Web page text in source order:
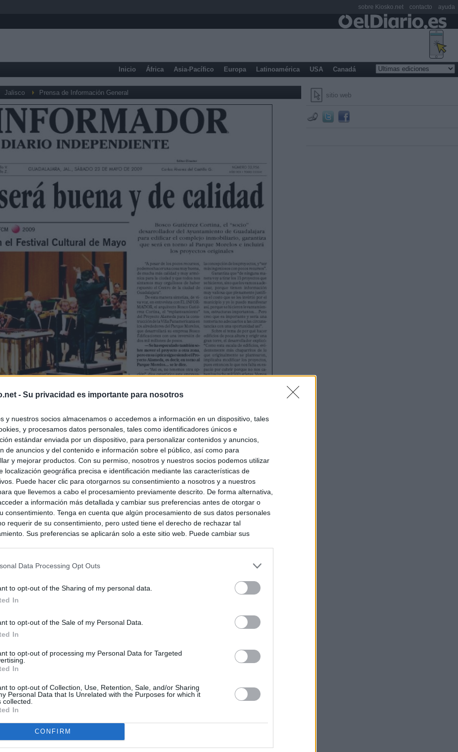
- Su privacidad es importante para nosotros
y nuestros socios almacenamos o accedemos a información en un dispositivo, tales
y procesamos datos personales, tales como identificadores únicos e
estándar enviada por un dispositivo, para personalizar contenidos y anuncios,
de anuncios y del contenido e información sobre el público, así como para
y mejorar productos. Con su permiso, nosotros y nuestros socios podemos utilizar
localización geográfica precisa e identificación mediante las características de
Puede hacer clic para otorgarnos su consentimiento a nosotros y a nuestros
que llevemos a cabo el procesamiento previamente descrito. De forma alternativa,
a información más detallada y cambiar sus preferencias antes de otorgar o
consentimiento. Tenga en cuenta que algún procesamiento de sus datos personales
requerir de su consentimiento, pero usted tiene el derecho de rechazar tal
Sus preferencias se aplicarán solo a este sitio web. Puede cambiar sus
Data Processing Opt Outs
to opt-out of the Sharing of my personal data.
In
to opt-out of the Sale of my Personal Data.
In
to opt-out of processing my Personal Data for Targeted
In
to opt-out of Collection, Use, Retention, Sale, and/or Sharing
Personal Data that Is Unrelated with the Purposes for which it
collected.
In
CONFIRM
Inicio África Asia-Pacífico Europa Latinoamérica USA Canadá
sitio web
Jalisco Prensa de Información General
sobre Kiosko.net contacto ayuda